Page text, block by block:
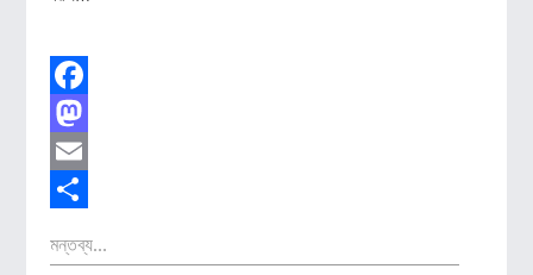
Facebook
Mastodon
Email
মন্তব্য...